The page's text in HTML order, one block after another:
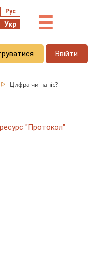
Рус
Укр ☰
Ввійти
Цифра чи папір?
"Протокол"